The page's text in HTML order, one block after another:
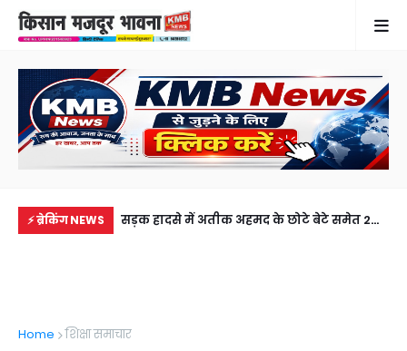
⚡ ब्रेकिंग NEWS
में से नहीं पहुंची एक
सड़क हादसे में अतीक अहमद के छोटे बेटे समेत 2
Home शिक्षा समाचार